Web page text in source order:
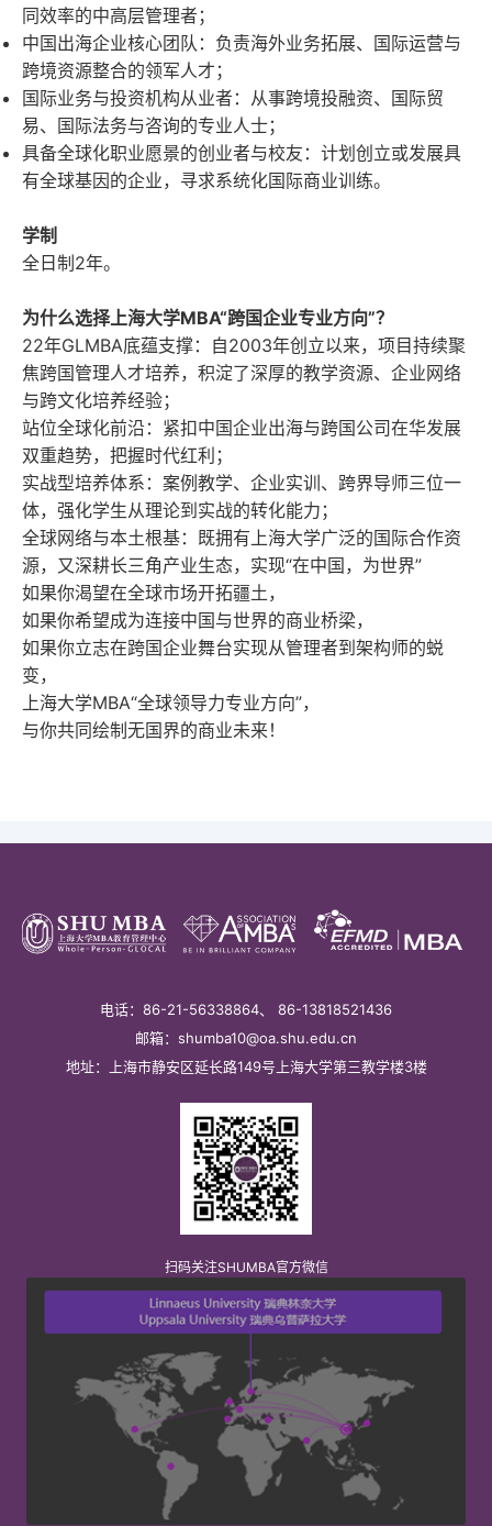
同效率的中高层管理者；
中国出海企业核心团队：负责海外业务拓展、国际运营与
跨境资源整合的领军人才；
国际业务与投资机构从业者：从事跨境投融资、国际贸
易、国际法务与咨询的专业人士；
具备全球化职业愿景的创业者与校友：计划创立或发展具
有全球基因的企业，寻求系统化国际商业训练。
学制
全日制2年。
为什么选择上海大学MBA“跨国企业专业方向”？
22年GLMBA底蕴支撑：自2003年创立以来，项目持续聚
焦跨国管理人才培养，积淀了深厚的教学资源、企业网络
与跨文化培养经验；
站位全球化前沿：紧扣中国企业出海与跨国公司在华发展
双重趋势，把握时代红利；
实战型培养体系：案例教学、企业实训、跨界导师三位一
体，强化学生从理论到实战的转化能力；
全球网络与本土根基：既拥有上海大学广泛的国际合作资
源，又深耕长三角产业生态，实现“在中国，为世界”
如果你渴望在全球市场开拓疆土，
如果你希望成为连接中国与世界的商业桥梁，
如果你立志在跨国企业舞台实现从管理者到架构师的蜕
变，
上海大学MBA“全球领导力专业方向”，
与你共同绘制无国界的商业未来！
电话：86-21-56338864、 86-13818521436
邮箱：shumba10@oa.shu.edu.cn
地址：上海市静安区延长路149号上海大学第三教学楼3楼
扫码关注SHUMBA官方微信